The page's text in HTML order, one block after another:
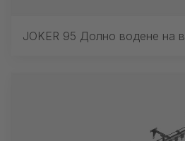
JOKER 95 Долно водене на